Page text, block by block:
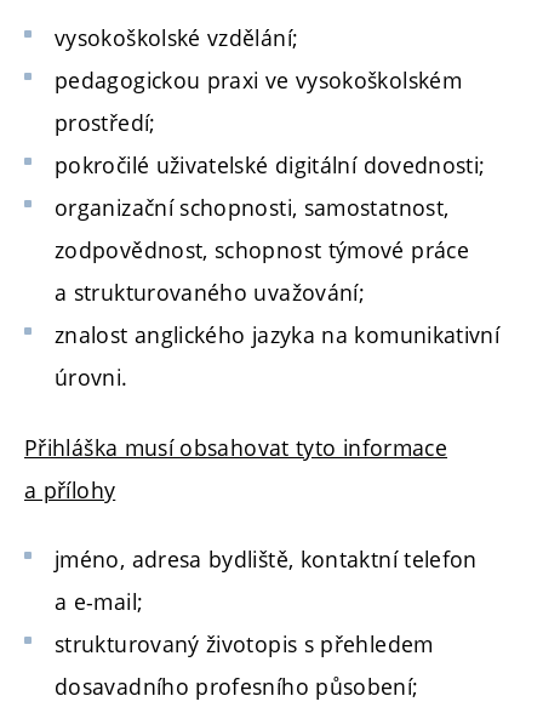
vysokoškolské vzdělání;
pedagogickou praxi ve vysokoškolském
prostředí;
pokročilé uživatelské digitální dovednosti;
organizační schopnosti, samostatnost,
zodpovědnost, schopnost týmové práce
a strukturovaného uvažování;
znalost anglického jazyka na komunikativní
úrovni.
Přihláška musí obsahovat tyto informace
a přílohy
jméno, adresa bydliště, kontaktní telefon
a e-mail;
strukturovaný životopis s přehledem
dosavadního profesního působení;